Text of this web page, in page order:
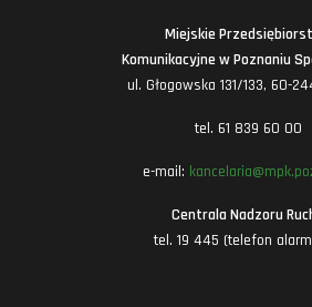
Miejskie
Komunikacyjne w Poznaniu
ul. Głogowska 131/133, 60-
tel. 61 839 60 00
e-mail:
Centrala Nadzoru
tel. 19 445 (telefon